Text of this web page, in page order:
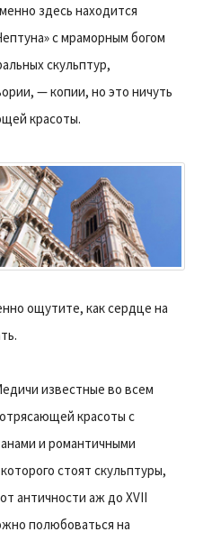
здесь находится
с мраморным богом
скульптур,
— копии, но это ничуть
красоты.
ощутите, как сердце на
известные во всем
красоты с
и романтичными
стоят скульптуры,
античности аж до XVII
полюбоваться на